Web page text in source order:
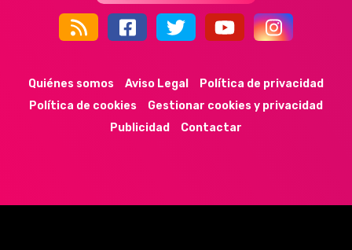
Quiénes somos Aviso Legal
Política de privacidad
Política de cookies
Gestionar cookies y privacidad
Publicidad
Contactar